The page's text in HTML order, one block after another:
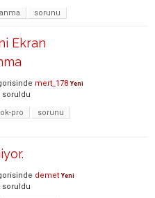
sorunu
Ekran
mert_178 Yeni
soruldu
pro
sorunu
demet Yeni
soruldu